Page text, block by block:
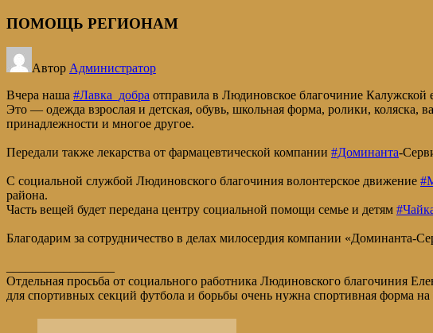
ПОМОЩЬ РЕГИОНАМ
Автор Администратор
Вчера наша #Лавка_добра отправила в Людиновское благочиние
Это — одежда взрослая и детская, обувь, школьная форма, ролики, коляска,
принадлежности и многое другое.
Передали также лекарства от фармацевтической компании #Доминанта-
С социальной службой Людиновского благочиния волонтерское движение
района.
Часть вещей будет передана центру социальной помощи семье и детям
Благодарим за сотрудничество в делах милосердия компании «Доминанта-
Отдельная просьба от социального работника Людиновского благочиния
для спортивных секций футбола и борьбы очень нужна спортивная форма на